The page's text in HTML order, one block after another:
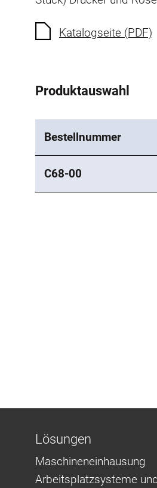
Katalogseite (PDF)
Produktauswahl
Bestellnummer
C68-00
Lösungen
Maschineneinhausung
Arbeitsplatzsysteme